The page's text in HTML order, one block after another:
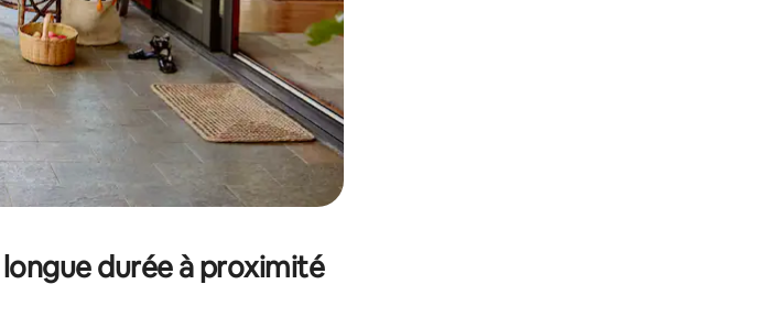
durée à proximité